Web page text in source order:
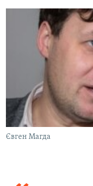
Євген Магда